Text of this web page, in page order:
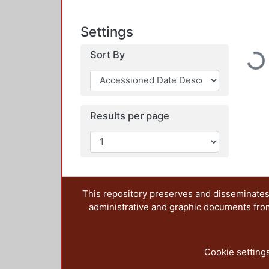
Settings
Sort By
Results per page
This repository preserves and
administrative and graphic documents
Cookie